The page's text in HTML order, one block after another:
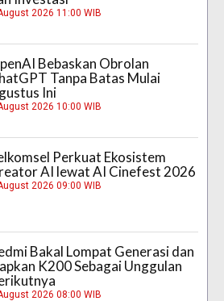
2026 11:00 WIB
Bebaskan Obrolan
Tanpa Batas Mulai
Ini
2026 10:00 WIB
Perkuat Ekosistem
AI lewat AI Cinefest 2026
2026 09:00 WIB
Bakal Lompat Generasi dan
K200 Sebagai Unggulan
2026 08:00 WIB